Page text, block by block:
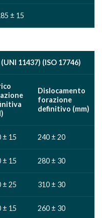
± 15
11437) (ISO 17746)
Dislocamento
forazione
definitivo (mm)
± 15 240 ± 20
± 15 280 ± 30
± 25 310 ± 30
± 15 260 ± 30